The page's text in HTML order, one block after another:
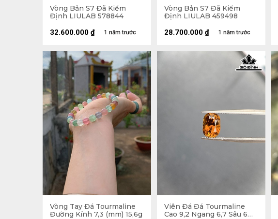
Vòng Bản S7 Đã Kiểm
Định LIULAB 578844
1 năm trước
32.600.000 ₫
Vòng Bản S7 Đã Kiểm
Định LIULAB 459498
1 năm trước
28.700.000 ₫
Vòng Tay Đá Tourmaline
Đường Kính 7,3 (mm) 15,6g
Viên Đá Đá Tourmaline
Cao 9,2 Ngang 6,7 Sâu 6